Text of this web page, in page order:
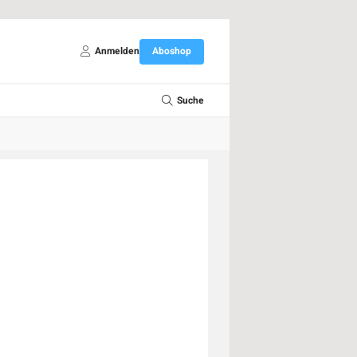
Anmelden Aboshop
Suche